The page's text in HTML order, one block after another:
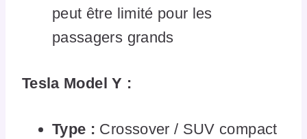
peut être limité pour les
passagers grands
Tesla Model Y :
Type : Crossover / SUV compact